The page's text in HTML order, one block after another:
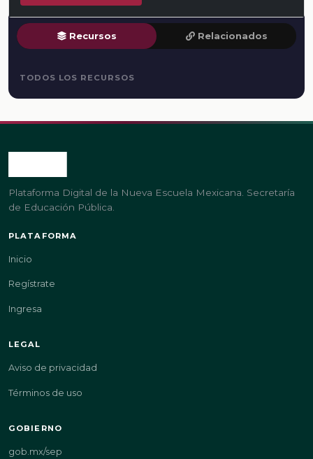
Recursos Relacionados
TODOS LOS RECURSOS
Plataforma Digital de la Nueva Escuela Mexicana. Secretaría
de Educación Pública.
PLATAFORMA
Inicio
Regístrate
Ingresa
LEGAL
Aviso de privacidad
Términos de uso
GOBIERNO
gob.mx/sep